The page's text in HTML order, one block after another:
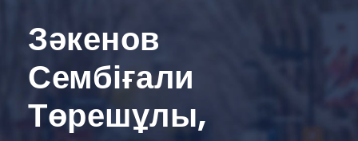
Зәкенов
Сембіғали
Төрешұлы,